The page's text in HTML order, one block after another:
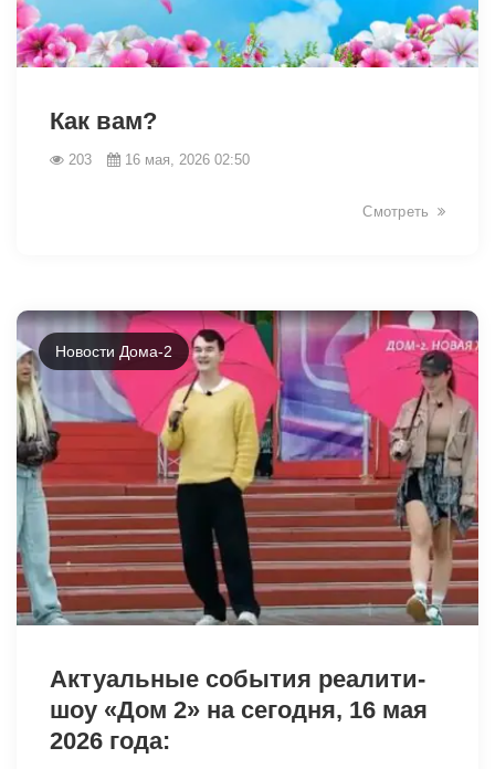
Как вам?
203 16 мая, 2026 02:50
Смотреть
Новости Дома-2
Актуальные события реалити-
шоу «Дом 2» на сегодня, 16 мая
2026 года: